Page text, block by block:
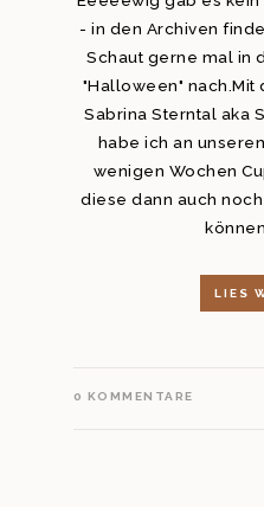
- in den Archiven
Schaut gerne mal in
"Halloween" nach.Mit
Sabrina Sterntal aka
habe ich an
wenigen Wochen
diese dann auch
LIES
0 KOMMENTARE